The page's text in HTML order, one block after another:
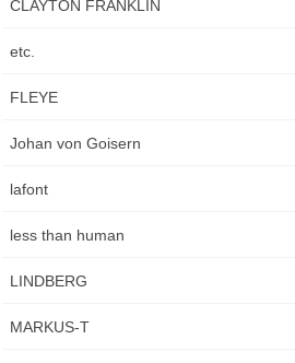
CLAYTON FRANKLIN
etc.
FLEYE
Johan von Goisern
lafont
less than human
LINDBERG
MARKUS-T